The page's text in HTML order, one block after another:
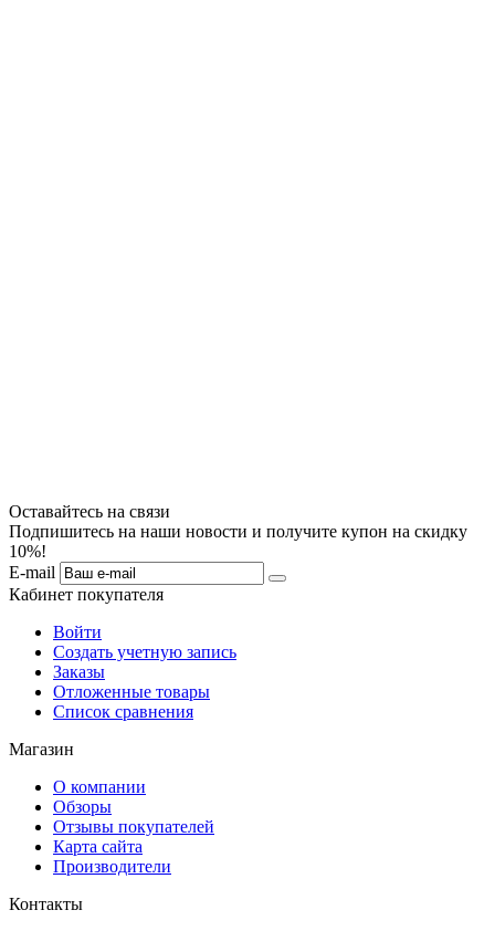
Оставайтесь на связи
Подпишитесь на наши новости и получите купон на скидку
10%!
E-mail
Кабинет покупателя
Войти
Создать учетную запись
Заказы
Отложенные товары
Список сравнения
Магазин
О компании
Обзоры
Отзывы покупателей
Карта сайта
Производители
Контакты